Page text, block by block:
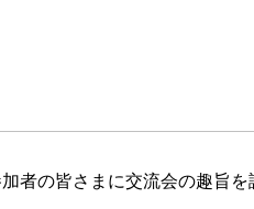
者の皆さまに交流会の趣旨を